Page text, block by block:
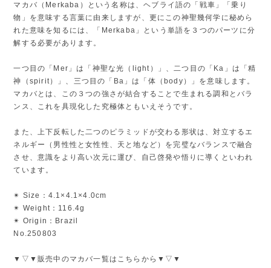
マカバ（Merkaba）という名称は、ヘブライ語の「戦車」「乗り
物」を意味する言葉に由来しますが、更にこの神聖幾何学に秘めら
れた意味を知るには、「Merkaba」という単語を３つのパーツに分
解する必要があります。
一つ目の「Mer」は「神聖な光（light）」、二つ目の「Ka」は「精
神（spirit）」、三つ目の「Ba」は「体（body）」を意味します。
マカバとは、この３つの強さが結合することで生まれる調和とバラ
ンス、これを具現化した究極体ともいえそうです。
また、上下反転した二つのピラミッドが交わる形状は、対立するエ
ネルギー（男性性と女性性、天と地など）を完璧なバランスで融合
させ、意識をより高い次元に運び、自己啓発や悟りに導くといわれ
ています。
✴︎ Size：4.1×4.1×4.0cm
✴︎ Weight：116.4g
✴︎ Origin：Brazil
No.250803
▼▽▼販売中のマカバ一覧はこちらから▼▽▼